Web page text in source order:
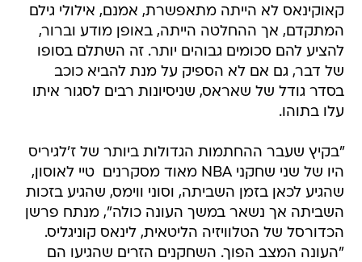
קאוקינאס לא הייתה מתאפשרת, אמנם, אילולי גילם
המתקדם, אך ההחלטה הייתה, באופן מודע וברור,
להציע להם סכומים גבוהים יותר. זה השתלם בסופו
של דבר, גם אם לא הספיק על מנת להביא כוכב
בסדר גודל של שאראס, שניסיונות רבים לסגור איתו
עלו בתוהו.
"בקיץ שעבר ההחתמות הגדולות ביותר של ז'לגיריס
היו של שני שחקני NBA מאוד מסקרנים  טיי לאוסון,
שהגיע לכאן בזמן השביתה, וסוני ווימס, שהגיע בזכות
השביתה אך נשאר במשך העונה כולה", מנתח פרשן
הכדורסל של הטלוויזיה הליטאית, לינאס קוניגליס.
"העונה המצב הפוך. השחקנים הזרים שהגיעו הם